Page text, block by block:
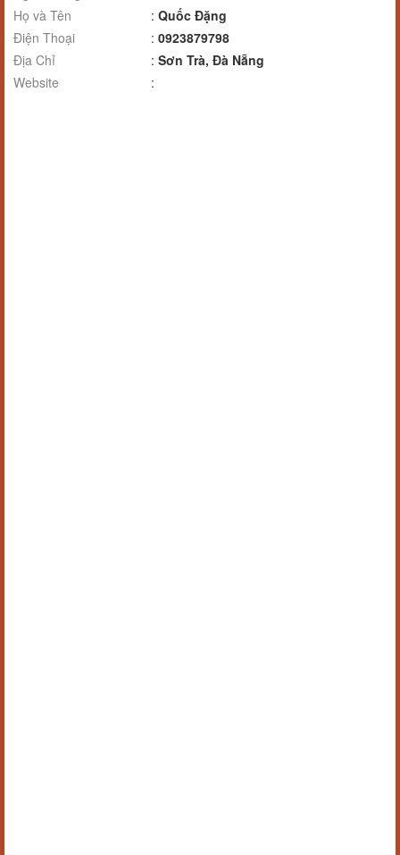
Họ và Tên
: Quốc Đặng
Điện Thoại
: 0923879798
Địa Chỉ
: Sơn Trà, Đà Nẵng
Website
: